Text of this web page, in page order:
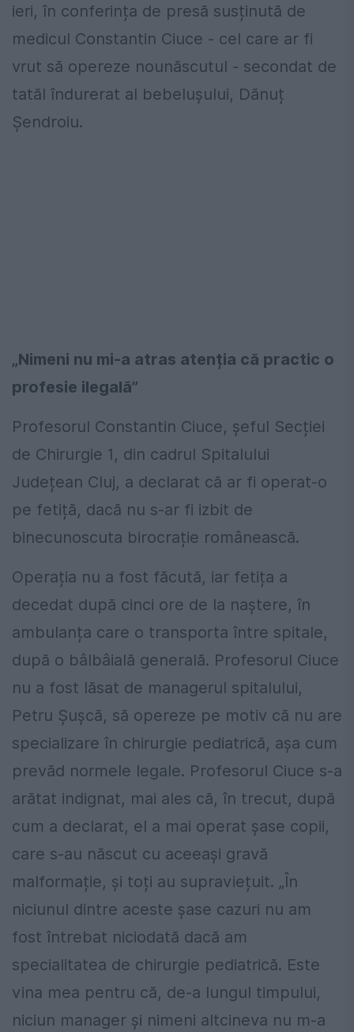
ieri, în conferința de presă susținută de
medicul Constantin Ciuce - cel care ar fi
vrut să opereze nounăscutul - secondat de
tatăl îndurerat al bebelușului, Dănuț
Șendroiu.
„Nimeni nu mi-a atras atenția că practic o
profesie ilegală”
Profesorul Constantin Ciuce, șeful Secției
de Chirurgie 1, din cadrul Spitalului
Județean Cluj, a declarat că ar fi operat-o
pe fetiță, dacă nu s-ar fi izbit de
binecunoscuta birocrație românească.
Operația nu a fost făcută, iar fetița a
decedat după cinci ore de la naștere, în
ambulanța care o transporta între spitale,
după o bâlbâială generală. Profesorul Ciuce
nu a fost lăsat de managerul spitalului,
Petru Șușcă, să opereze pe motiv că nu are
specializare în chirurgie pediatrică, așa cum
prevăd normele legale. Profesorul Ciuce s-a
arătat indignat, mai ales că, în trecut, după
cum a declarat, el a mai operat șase copii,
care s-au născut cu aceeași gravă
malformație, și toți au supraviețuit. „În
niciunul dintre aceste șase cazuri nu am
fost întrebat niciodată dacă am
specialitatea de chirurgie pediatrică. Este
vina mea pentru că, de-a lungul timpului,
niciun manager și nimeni altcineva nu m-a